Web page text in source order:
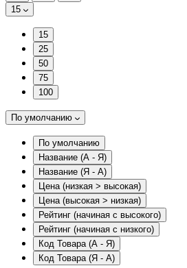
15
15
25
50
75
100
По умолчанию
По умолчанию
Название (А - Я)
Название (Я - А)
Цена (низкая > высокая)
Цена (высокая > низкая)
Рейтинг (начиная с высокого)
Рейтинг (начиная с низкого)
Код Товара (А - Я)
Код Товара (Я - А)